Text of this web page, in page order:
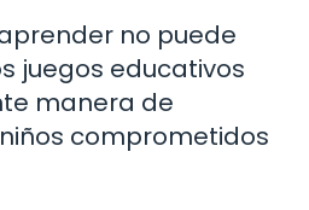
no puede
juegos educativos
manera de
comprometidos